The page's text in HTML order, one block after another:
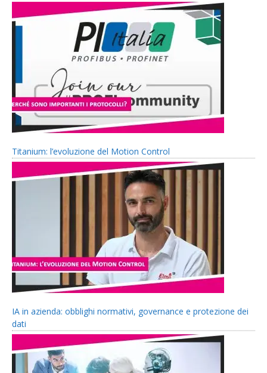
Titanium: l’evoluzione del Motion Control
IA in azienda: obblighi normativi, governance e protezione dei
dati